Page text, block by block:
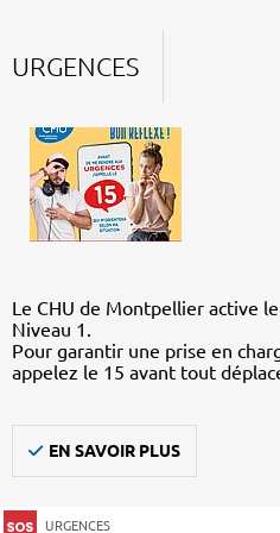
URGENCES
Le CHU de Montpellier active
Niveau 1.
Pour garantir une prise en
appelez le 15 avant tout
EN SAVOIR PLUS
URGENCES